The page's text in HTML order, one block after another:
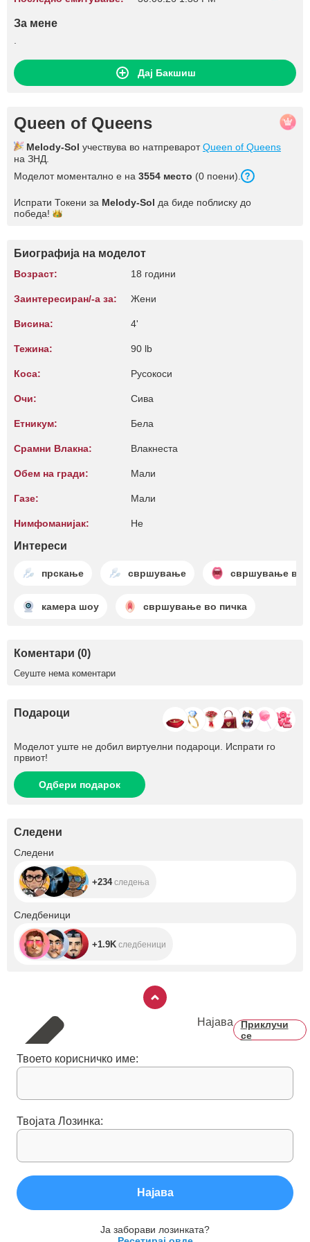
За мене
Дај Бакшиш
Queen of Queens
Melody-Sol учествува во натпреваротQueen of Queens
на ЗНД.
Моделот моментално е на 3554 место (0 поени).
Испрати Токени за Melody-Sol да биде поблиску до
победа!
Биографија на моделот
Возраст: 18 години
Заинтересиран/-а за: Жени
Висина: 4'
Тежина: 90 lb
Коса: Русокоси
Очи: Сива
Етникум: Бела
Срамни Влакна: Влакнеста
Обем на гради: Мали
Газе: Мали
Нимфоманијак: Не
Интереси
прскање свршување свршување во
камера шоу свршување во пичка
Коментари (0)
Сеуште нема коментари
Подароци
Моделот уште не добил виртуелни подароци. Испрати го
првиот!
Одбери подарок
Следени
Следени
+234следења
Следбеници
+1.9K следбеници
Најава
Приклучи
се
Твоето корисничко име:
Твојата Лозинка:
Најава
Ја заборави лозинката?